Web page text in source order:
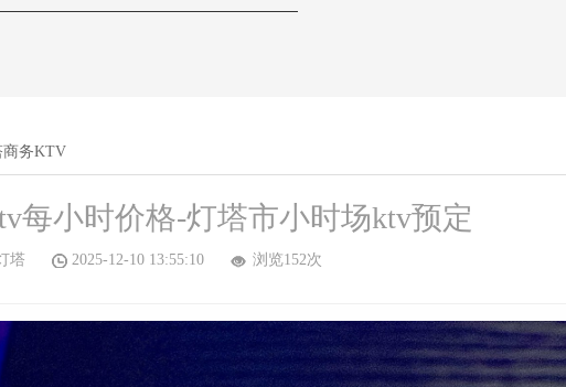
商务KTV
每小时价格-灯塔市小时场ktv预定
塔 2025-12-10 13:55:10 浏览152次